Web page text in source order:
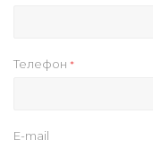
Телефон *
E-mail